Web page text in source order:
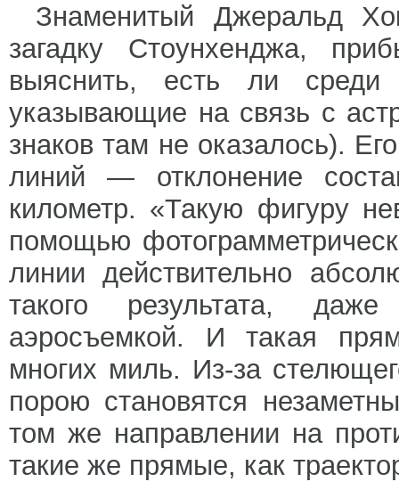
Знаменитый Джеральд
загадку Стоунхенджа,
выяснить, есть ли среди
указывающие на связь с
знаков там не оказалось).
линий — отклонение
километр. «Такую фигуру
помощью
линии действительно
такого результата, даже
аэросъемкой. И такая
многих миль. Из-за
порою становятся
том же направлении на
такие же прямые, как